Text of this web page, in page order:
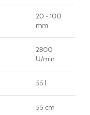
20 - 100
mm
2800
U/min
55 l
55 cm